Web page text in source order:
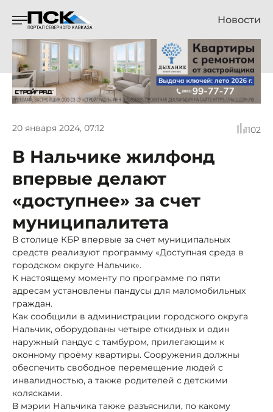
Новости
20 января 2024, 07:12 1102
В Нальчике жилфонд
впервые делают
«доступнее» за счет
муниципалитета
В столице КБР впервые за счет муниципальных
средств реализуют программу «Доступная среда в
городском округе Нальчик».
К настоящему моменту по программе по пяти
адресам установлены пандусы для маломобильных
граждан.
Как сообщили в администрации городского округа
Нальчик, оборудованы четыре откидных и один
наружный пандус с тамбуром, прилегающим к
оконному проёму квартиры. Сооружения должны
обеспечить свободное перемещение людей с
инвалидностью, а также родителей с детскими
колясками.
В мэрии Нальчика также разъяснили, по какому